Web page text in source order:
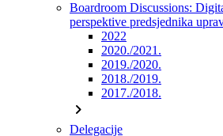
Boardroom Discussions:
perspektive predsjednika
2022
2020./2021.
2019./2020.
2018./2019.
2017./2018.
chevron_right
Delegacije